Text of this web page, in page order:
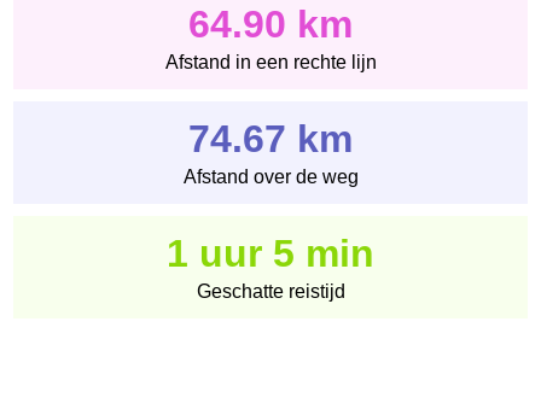
64.90 km
Afstand in een rechte lijn
74.67 km
Afstand over de weg
1 uur 5 min
Geschatte reistijd